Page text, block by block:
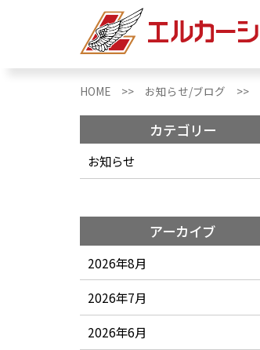
HOME >> お知らせ/ブログ >>
カテゴリー
お知らせ
アーカイブ
2026年8月
2026年7月
2026年6月